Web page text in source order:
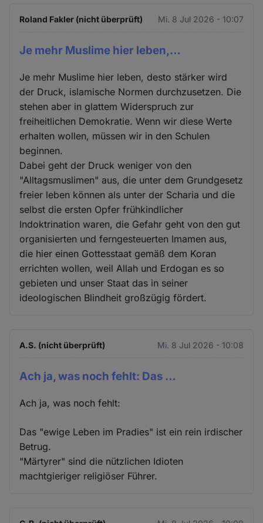
Roland Fakler (nicht überprüft) Mi. 8 Jul 2026 - 10:07
Je mehr Muslime hier leben,…
Je mehr Muslime hier leben, desto stärker wird
der Druck, islamische Normen durchzusetzen. Die
stehen aber in glattem Widerspruch zur
freiheitlichen Demokratie. Wenn wir diese Werte
erhalten wollen, müssen wir in den Schulen
beginnen.
Dabei geht der Druck weniger von den
"Alltagsmuslimen" aus, die unter dem Grundgesetz
freier leben können als unter der Scharia und die
selbst die ersten Opfer frühkindlicher
Indoktrination waren, die Gefahr geht von den gut
organisierten und ferngesteuerten Imamen aus,
die hier einen Gottesstaat gemäß dem Koran
errichten wollen, weil Allah und Erdogan es so
gebieten und unser Staat das in seiner
ideologischen Blindheit großzügig fördert.
A.S. (nicht überprüft) Mi. 8 Jul 2026 - 10:08
Ach ja, was noch fehlt: Das …
Ach ja, was noch fehlt:
Das "ewige Leben im Pradies" ist ein rein irdischer
Betrug.
"Märtyrer" sind die nützlichen Idioten
machtgieriger religiöser Führer.